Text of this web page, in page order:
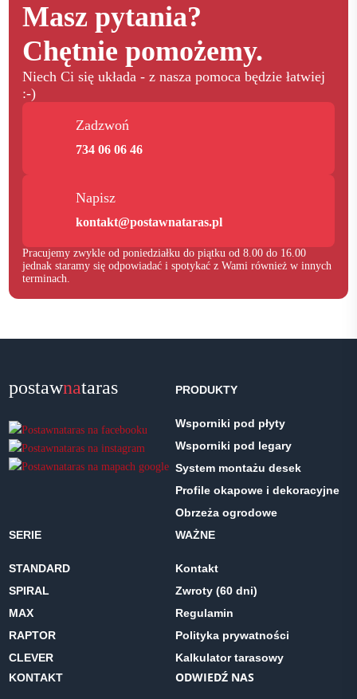
Masz pytania?
Chętnie pomożemy.
Niech Ci się układa - z nasza pomoca będzie łatwiej
:-)
Zadzwoń
734 06 06 46
Napisz
kontakt@postawnataras.pl
Pracujemy zwykle od poniedziałku do piątku od 8.00 do 16.00
jednak staramy się odpowiadać i spotykać z Wami również w innych
terminach.
postawnataras PRODUKTY
Wsporniki pod płyty
Wsporniki pod legary
System montażu desek
Profile okapowe i dekoracyjne
Obrzeża ogrodowe
SERIE
STANDARD
SPIRAL
MAX
RAPTOR
CLEVER
WAŻNE
Kontakt
Zwroty (60 dni)
Regulamin
Polityka prywatności
Kalkulator tarasowy
KONTAKT
ODWIEDŹ NAS